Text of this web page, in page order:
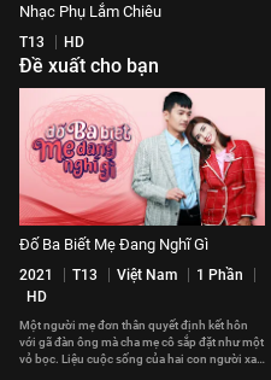
Nhạc Phụ Lắm Chiêu
T13 HD
Đề xuất cho bạn
Đố Ba Biết Mẹ Đang Nghĩ Gì
2021 T13 Việt Nam
1 Phần
HD
Một người mẹ đơn thân quyết định kết hôn
với gã đàn ông mà cha mẹ cô sắp đặt như một
vỏ bọc. Liệu cuộc sống của hai con người xa